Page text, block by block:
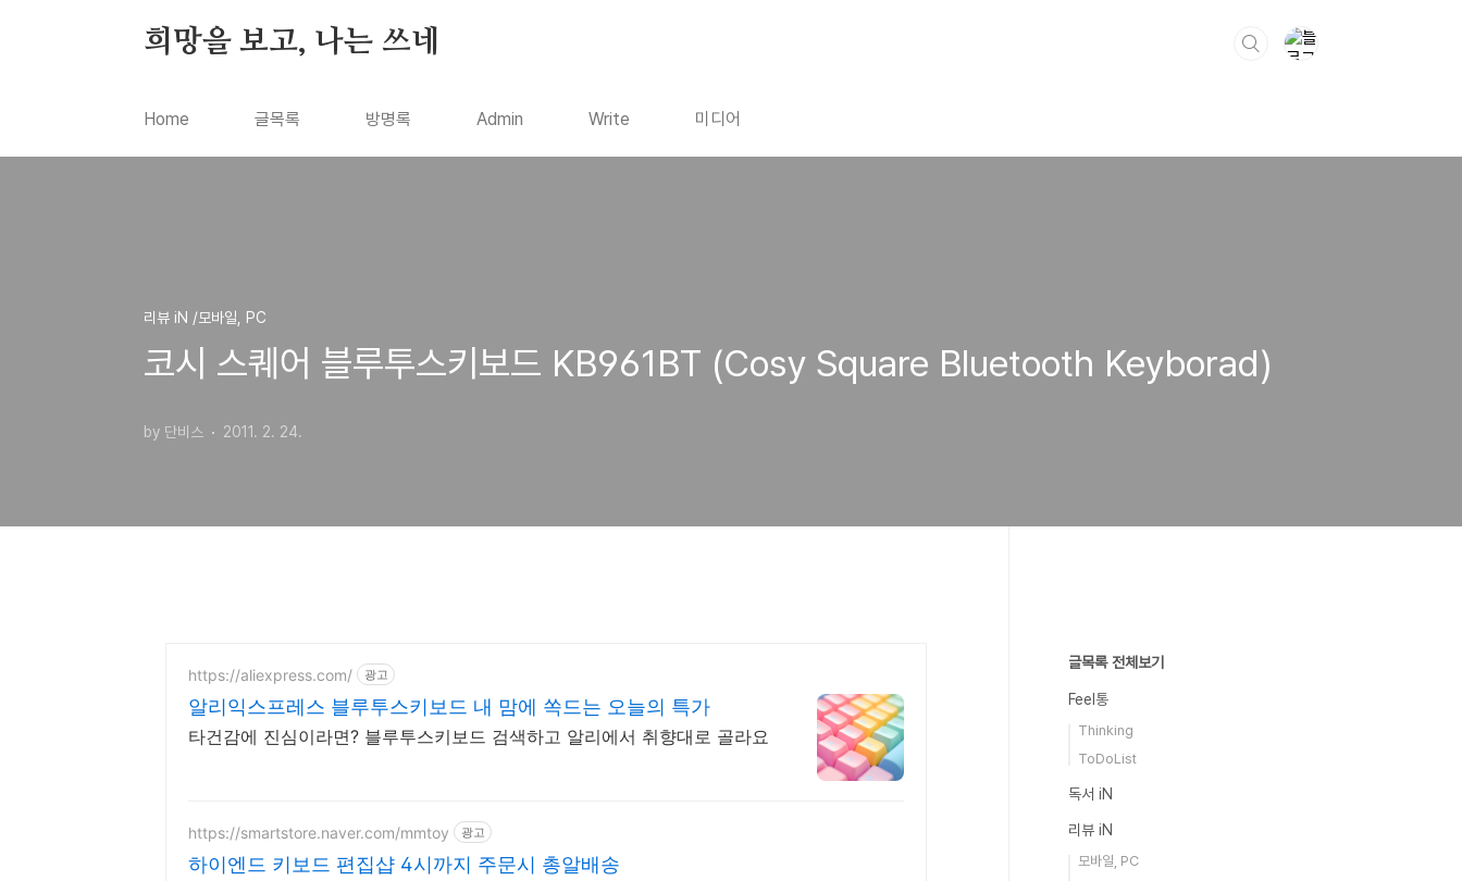
희망을 보고, 나는 쓰네
Home 글목록 방명록 Admin Write 미디어
리뷰 iN /모바일, PC
코시 스퀘어 블루투스키보드 KB961BT (Cosy Square Bluetooth Keyborad)
by 단비스 2011. 2. 24.
https://aliexpress.com/ 광고
알리익스프레스 블루투스키보드 내 맘에 쏙드는 오늘의 특가
타건감에 진심이라면? 블루투스키보드 검색하고 알리에서 취향대로 골라요
https://smartstore.naver.com/mmtoy 광고
하이엔드 키보드 편집샵 4시까지 주문시 총알배송
글목록 전체보기
Feel통
Thinking
ToDoList
독서 iN
리뷰 iN
모바일, PC